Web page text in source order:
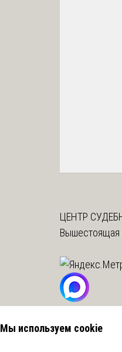
ЦЕНТР
Вышестоящая
Мы используем cookie